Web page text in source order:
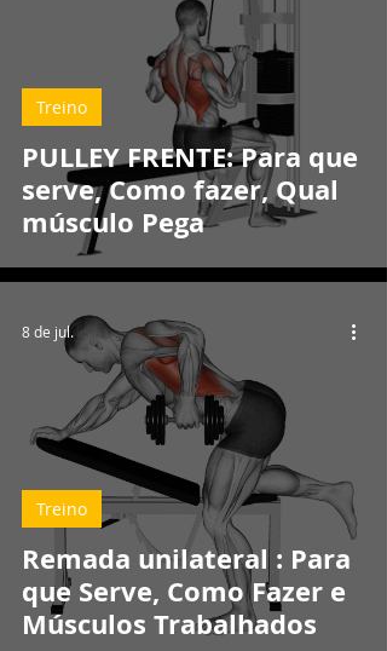
PULLEY FRENTE: Para que
serve, Como fazer, Qual
músculo Pega
Treino
Remada unilateral : Para
que Serve, Como Fazer e
Músculos Trabalhados
Treino
8 de jul.